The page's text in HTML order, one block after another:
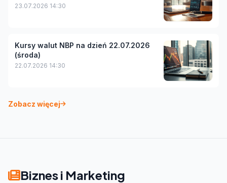
23.07.2026 14:30
Kursy walut NBP na dzień 22.07.2026
(środa)
22.07.2026 14:30
Zobacz więcej
Biznes i Marketing